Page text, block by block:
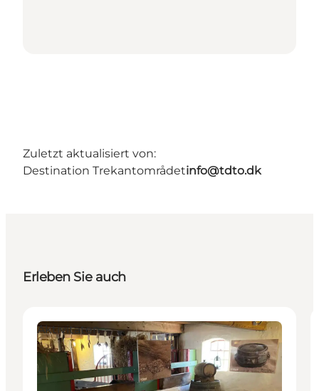
Zuletzt aktualisiert von:
Destination Trekantområdetinfo@tdto.dk
Erleben Sie auch
Aktivitäten